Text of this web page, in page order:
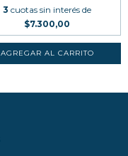
3 cuotas sin interés de
$7.300,00